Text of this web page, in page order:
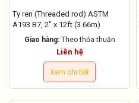
Ty ren (Threaded rod) ASTM
A193 B7, 2" x 12ft (3.66m)
Giao hàng: Theo thỏa thuận
Liên hệ
Xem chi tiết